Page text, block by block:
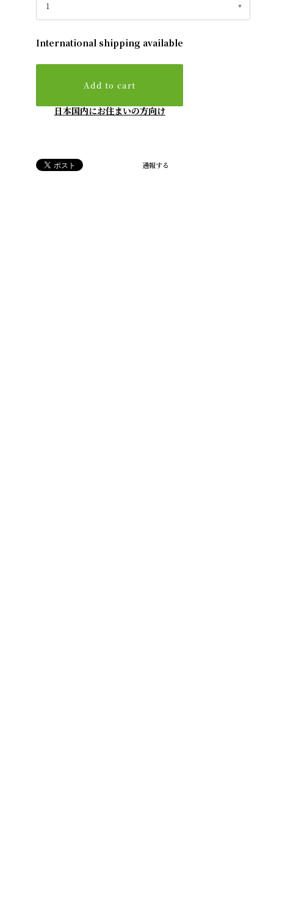
International shipping available
Add to cart
日本国内にお住まいの方向け
通報する